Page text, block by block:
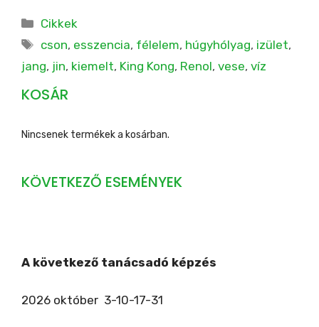
Kategória
Cikkek
Címkék
cson, esszencia, félelem, húgyhólyag, izület,
jang, jin, kiemelt, King Kong, Renol, vese, víz
KOSÁR
Nincsenek termékek a kosárban.
KÖVETKEZŐ ESEMÉNYEK
A következő tanácsadó képzés
2026 október 3-10-17-31